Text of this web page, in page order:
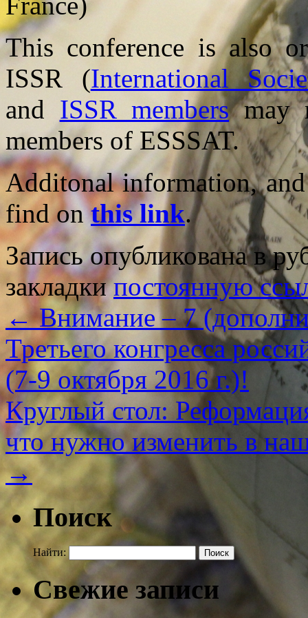
This conference is also
ISSR (International
and ISSR membersmay
members of ESSSAT.
Additonal information,
find onthis link.
Запись опубликована в
закладкипостоянную
←Внимание – 7
Третьего конгресса
(7-9 октября 2016 г.)!
Круглый стол:
что нужно изменить в
→
Поиск
Найти:
Свежие записи